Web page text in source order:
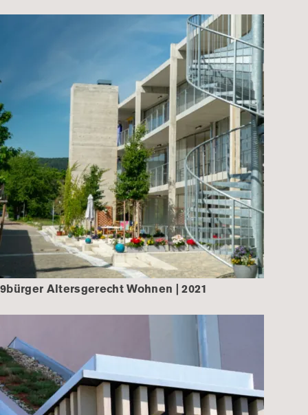
9bürger Altersgerecht Wohnen | 2021